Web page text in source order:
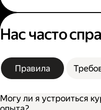
Нас часто
Правила
Могу ли я устроиться